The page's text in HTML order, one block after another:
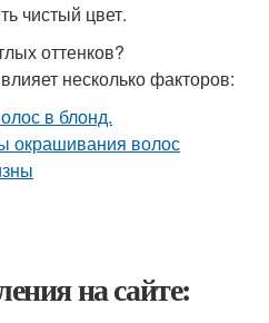
чистый цвет.
оттенков?
несколько факторов:
на сайте: